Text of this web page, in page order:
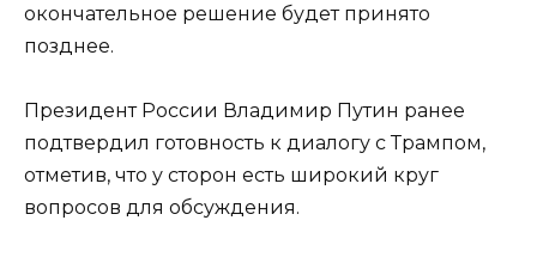
окончательное решение будет принято
позднее.
Президент России Владимир Путин ранее
подтвердил готовность к диалогу с Трампом,
отметив, что у сторон есть широкий круг
вопросов для обсуждения.